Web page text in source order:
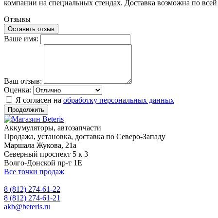
компании на специальных стендах. Доставка возможна по
Отзывы
Оставить отзыв
Ваше имя:
Ваш отзыв:
Оценка:
Я согласен на обработку персональных данных
Продолжить
Аккумуляторы, автозапчасти
Продажа, установка, доставка по Северо-Западу
Маршала Жукова, 21а
Северный проспект 5 к 3
Волго-Донской пр-т 1Е
Все точки продаж
8 (812) 274-61-22
8 (812) 274-61-21
akb@beteris.ru